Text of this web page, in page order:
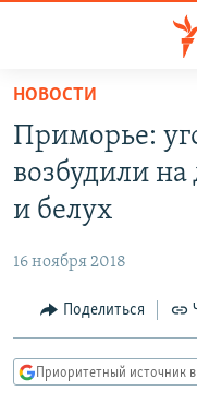
упрощенного
доступа
Вернуться
основному
Вернутся
Вернутся
ПОДКАСТЫ
АВТОРСКИЕ
МНЕНИЯ
КУЛЬТУРА
КАВКАЗ.РЕАЛИИ
НОВОСТИ
Приморье:
возбудили
и белух
16 ноября 2018
Поделиться
Приоритетный источник